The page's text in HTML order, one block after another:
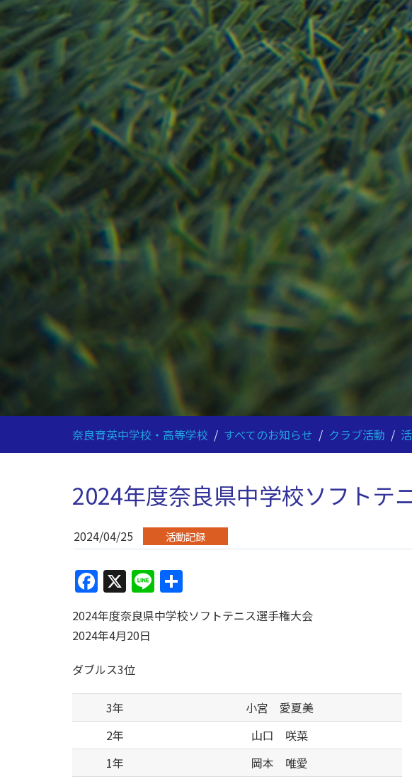
奈良育英中学校・高等学校 / すべてのお知らせ / クラブ活動 /
2024年度奈良県中学校ソフトテ
2024/04/25 活動記録
Facebook
X Line
有
2024年度奈良県中学校ソフトテニス選手権大会
2024年4月20日
ダブルス3位
3年
小宮 愛夏美
2年
山口 咲菜
1年
岡本 唯愛